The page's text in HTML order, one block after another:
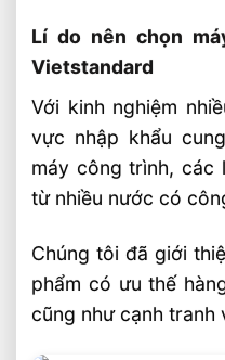
Nâng Cao
Xe Nâng Điện
Cao 8–12m
Xe Nâng Dầu
Có Bền Không
Lí do nên chọn
Vietstandard
Với kinh nghiệm
vực nhập khẩu
máy công trình, các
từ nhiều nước có
Chúng tôi đã giới
phẩm có ưu thế
cũng như cạnh tranh